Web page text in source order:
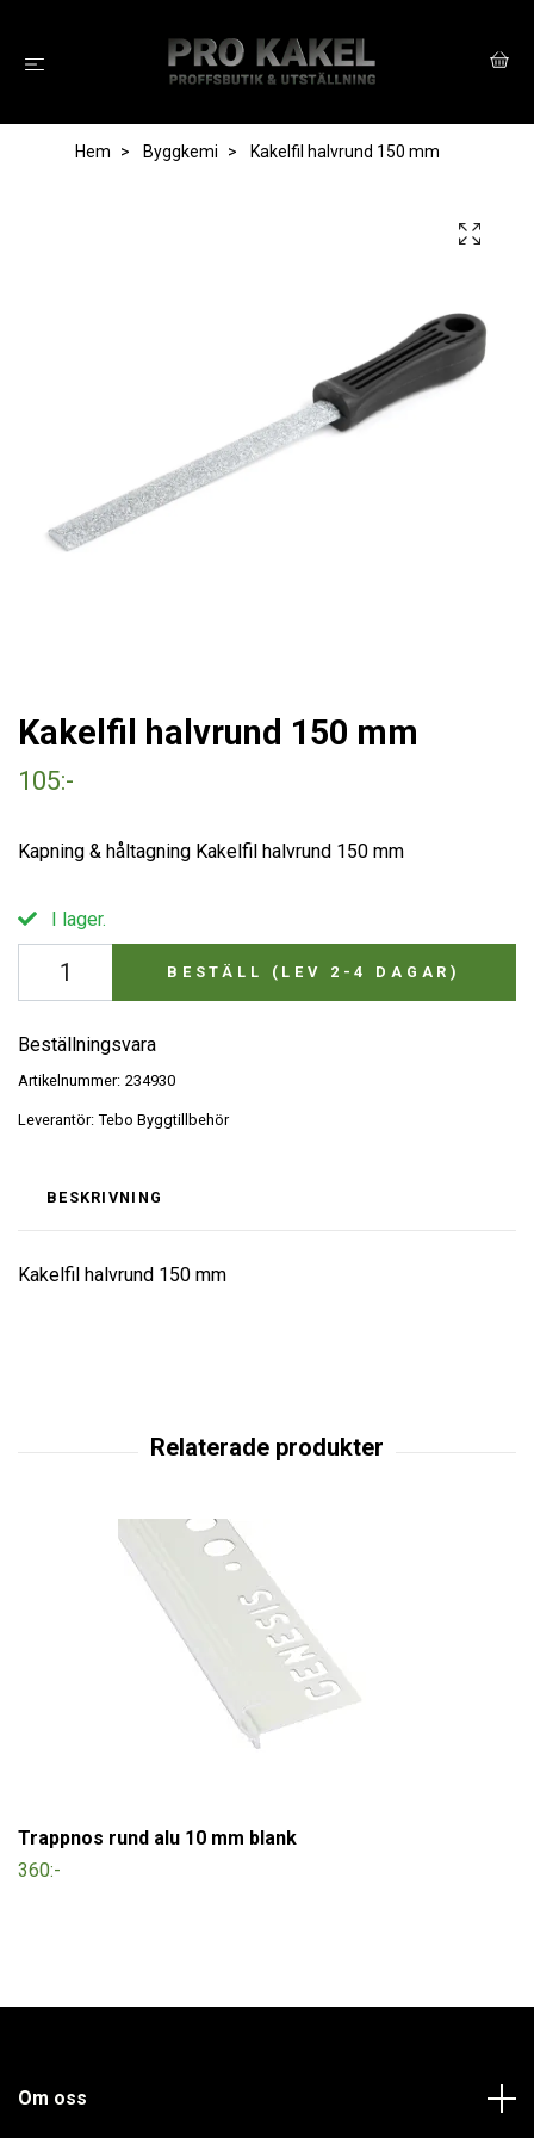
Hem Byggkemi Kakelfil halvrund 150 mm
Kakelfil halvrund 150 mm
105:-
Kapning & håltagning Kakelfil halvrund 150 mm
I lager.
BESTÄLL (LEV 2-4 DAGAR)
Beställningsvara
Artikelnummer: 234930
Leverantör: Tebo Byggtillbehör
BESKRIVNING
Kakelfil halvrund 150 mm
Trappnos rund alu 10 mm blank
360:-
Om oss